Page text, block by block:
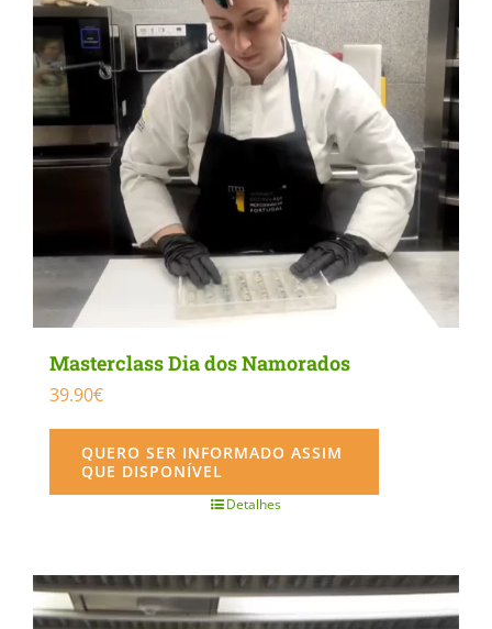
Masterclass Dia dos Namorados
39.90€
QUERO SER INFORMADO ASSIM
QUE DISPONÍVEL
Detalhes